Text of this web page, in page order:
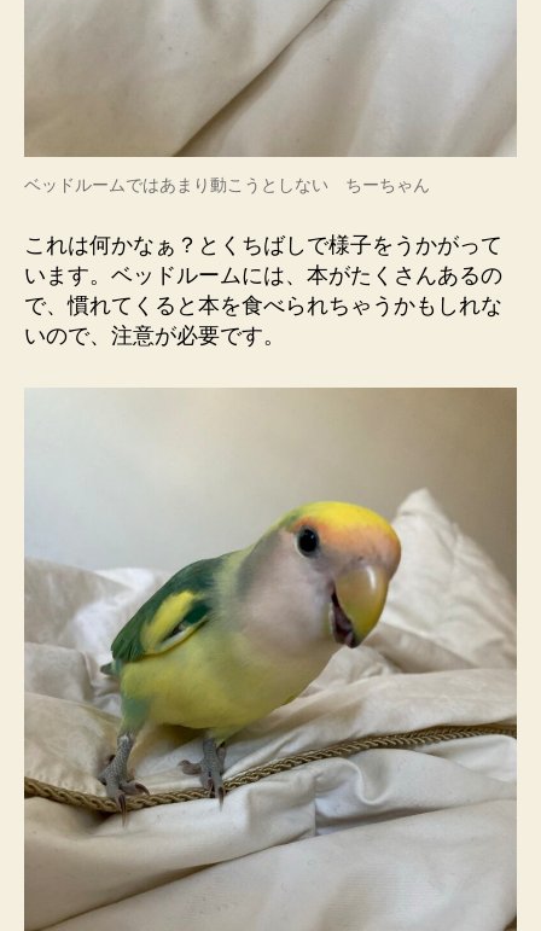
ベッドルームではあまり動こうとしない ちーちゃん
これは何かなぁ？とくちばしで様子をうかがって
います。ベッドルームには、本がたくさんあるの
で、慣れてくると本を食べられちゃうかもしれな
いので、注意が必要です。